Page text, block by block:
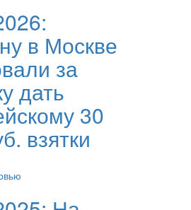
в Москве
за
дать
30
взятки